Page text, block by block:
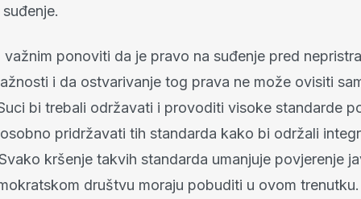
važnim ponoviti da je pravo na suđenje pred
i da ostvarivanje tog prava ne može ovisiti
bi trebali održavati i provoditi visoke standarde
pridržavati tih standarda kako bi održali
kršenje takvih standarda umanjuje povjerenje
društvu moraju pobuditi u ovom trenutku.